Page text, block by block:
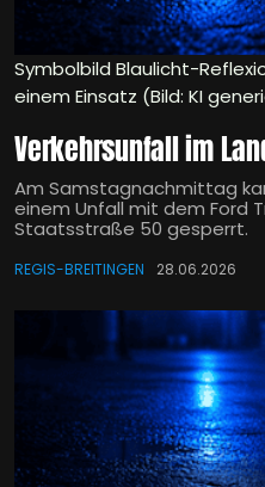
Symbolbild Blaulicht-
einem Einsatz (Bild: KI
Verkehrsunfall im
Am Samstagnachmittag
einem Unfall mit dem Ford
Staatsstraße 50 gesperrt.
REGIS-BREITINGEN 28.06.2026